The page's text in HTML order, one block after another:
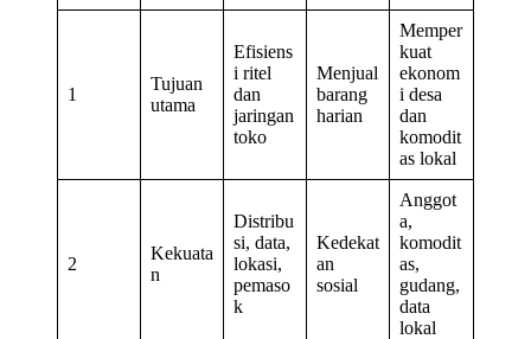
1
Tujuan
utama
Efisiens
i ritel
dan
jaringan
toko
Menjual
barang
harian
Memper
kuat
ekonom
i desa
dan
komodit
as lokal
2
Kekuata
n
Distribu
si, data,
lokasi,
pemaso
k
Kedekat
an
sosial
Anggot
a,
komodit
as,
gudang,
data
lokal